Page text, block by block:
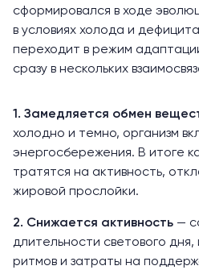
сформировался в ходе
в условиях холода и
переходит в режим
сразу в нескольких
1. Замедляется обмен
холодно и темно, организм
энергосбережения. В итоге
тратятся на активность,
жировой прослойки.
2. Снижается активность —
длительности светового
ритмов и затраты на